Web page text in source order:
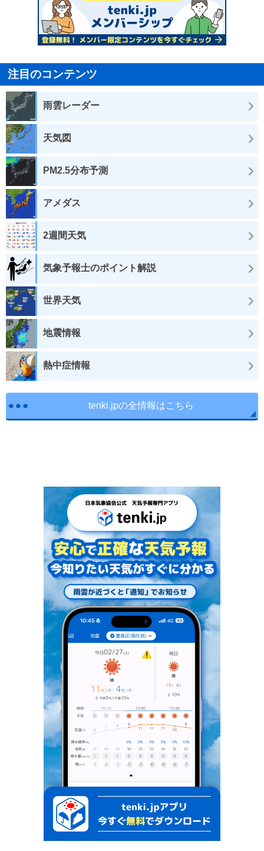
注目のコンテンツ
雨雲レーダー
天気図
PM2.5分布予測
アメダス
2週間天気
気象予報士のポイント解説
世界天気
地震情報
熱中症情報
tenki.jpの全情報はこちら